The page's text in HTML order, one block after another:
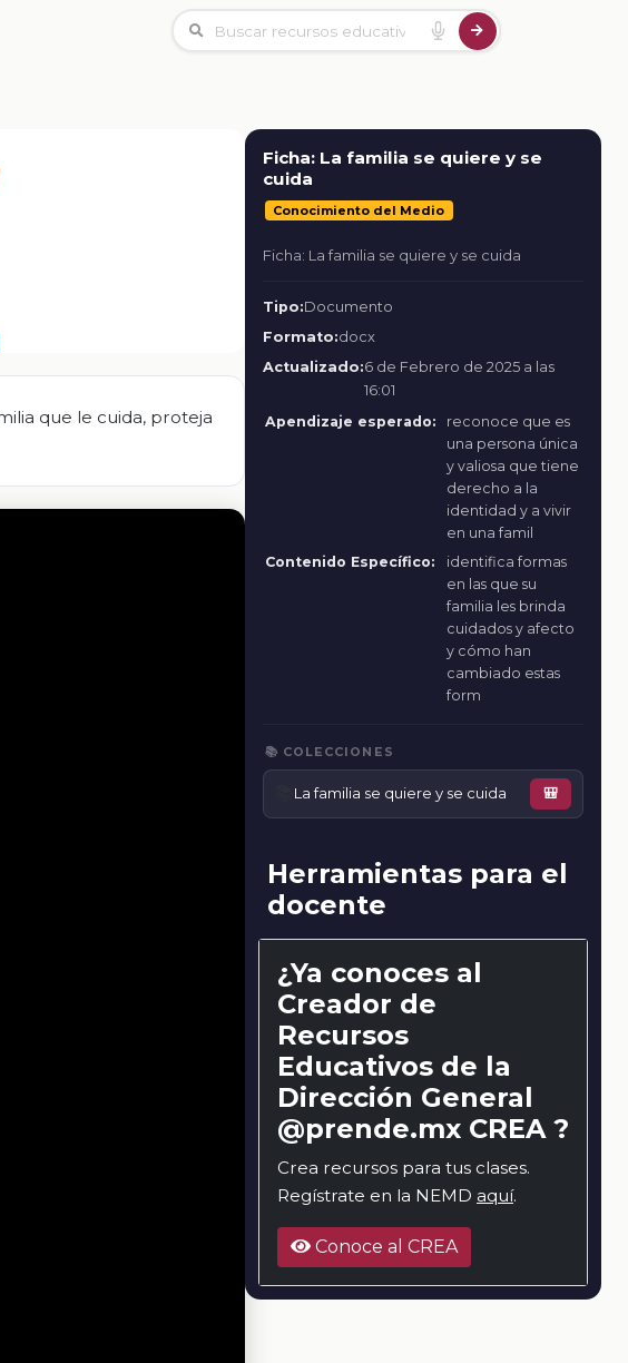
que le cuida, proteja
Ficha: La familia se quiere y se
cuida
Conocimiento del Medio
Ficha: La familia se quiere y se cuida
Tipo:Documento
Formato:docx
Actualizado:6 de Febrero de 2025 a las
16:01
Apendizaje esperado:
reconoce que es
una persona única
y valiosa que tiene
derecho a la
identidad y a vivir
en una famil
Contenido Específico:
identifica formas
en las que su
familia les brinda
cuidados y afecto
y cómo han
cambiado estas
form
📚 COLECCIONES
La familia se quiere y se cuida 🎒
Herramientas para el
docente
¿Ya conoces al
Creador de
Recursos
Educativos de la
Dirección General
@prende.mx CREA ?
Crea recursos para tus clases.
Regístrate en la NEMD aquí.
Conoce al CREA